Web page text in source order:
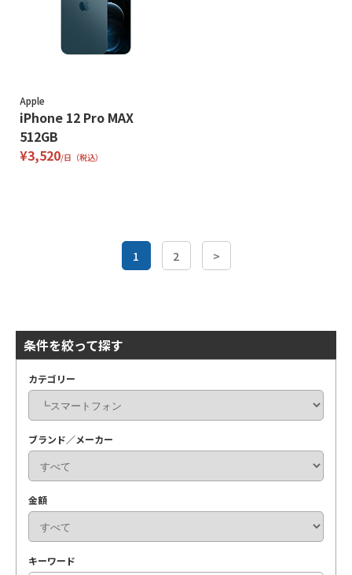
Apple
iPhone 12 Pro MAX
512GB
¥3,520/日（税込）
1 2 >
条件を絞って探す
カテゴリー
ブランド／メーカー
金額
キーワード